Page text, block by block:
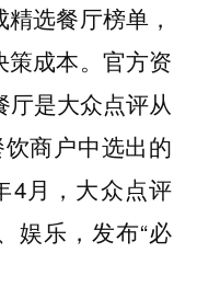
选餐厅榜单，
策成本。官方资
厅是大众点评从
商户中选出的
4月，大众点评
娱乐，发布“必